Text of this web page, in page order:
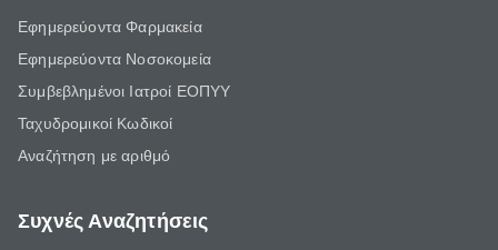
Εφημερεύοντα Φαρμακεία
Εφημερεύοντα Νοσοκομεία
Συμβεβλημένοι Ιατροί ΕΟΠΥΥ
Ταχυδρομικοί Κωδικοί
Αναζήτηση με αριθμό
Συχνές Αναζητήσεις